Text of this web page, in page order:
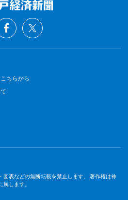
ちらから
図表などの無断転載を禁止します。 著作権は神
します。